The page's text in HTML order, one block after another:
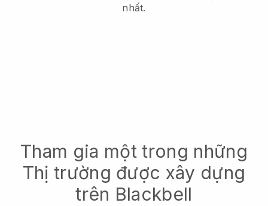
nhất.
Tham gia một trong những
Thị trường được xây dựng
trên Blackbell